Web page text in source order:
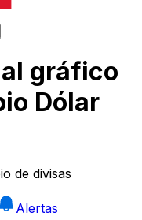
gráfico
Dólar
de divisas
Alertas